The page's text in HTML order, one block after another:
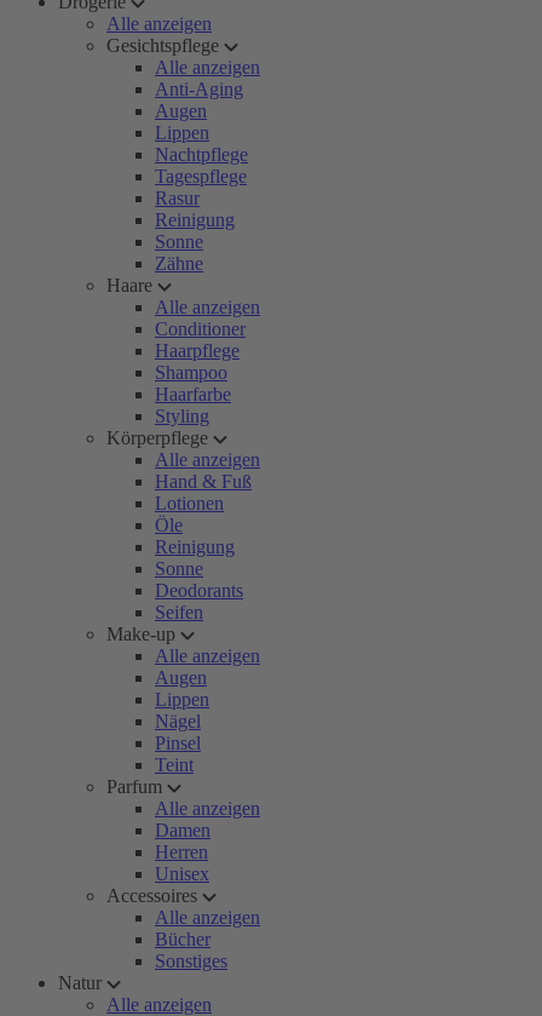
Alle anzeigen
Gesichtspflege
Alle anzeigen
Anti-Aging
Augen
Lippen
Nachtpflege
Tagespflege
Rasur
Reinigung
Sonne
Zähne
Haare
Alle anzeigen
Conditioner
Haarpflege
Shampoo
Haarfarbe
Styling
Körperpflege
Alle anzeigen
Hand & Fuß
Lotionen
Öle
Reinigung
Sonne
Deodorants
Seifen
Make-up
Alle anzeigen
Augen
Lippen
Nägel
Pinsel
Teint
Parfum
Alle anzeigen
Damen
Herren
Unisex
Accessoires
Alle anzeigen
Bücher
Sonstiges
Natur
Alle anzeigen